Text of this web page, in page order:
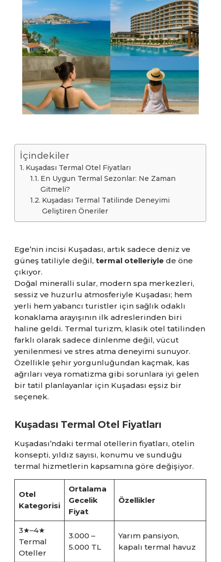
İçindekiler
Kuşadası Termal Otel Fiyatları
En Uygun Termal Sezonlar: Ne Zaman
Gitmeli?
Kuşadası Termal Tatilinde Deneyimi
Geliştiren Öneriler
Ege’nin incisi Kuşadası, artık sadece deniz ve
güneş tatiliyle değil,termal otelleriyle de öne
çıkıyor.
Doğal mineralli sular, modern spa merkezleri,
sessiz ve huzurlu atmosferiyle Kuşadası; hem
yerli hem yabancı turistler için sağlık odaklı
konaklama arayışının ilk adreslerinden biri
haline geldi. Termal turizm, klasik otel tatilinden
farklı olarak sadece dinlenme değil, vücut
yenilenmesi ve stres atma deneyimi sunuyor.
Özellikle şehir yorgunluğundan kaçmak, kas
ağrıları veya romatizma gibi sorunlara iyi gelen
bir tatil planlayanlar için Kuşadası eşsiz bir
seçenek.
Kuşadası Termal Otel Fiyatları
Kuşadası’ndaki termal otellerin fiyatları, otelin
konsepti, yıldız sayısı, konumu ve sunduğu
termal hizmetlerin kapsamına göre değişiyor.
Otel
Kategorisi
Ortalama
Gecelik
Fiyat
Özellikler
3★–4★
Termal
Oteller
3.000 –
5.000 TL
Yarım pansiyon,
kapalı termal havuz